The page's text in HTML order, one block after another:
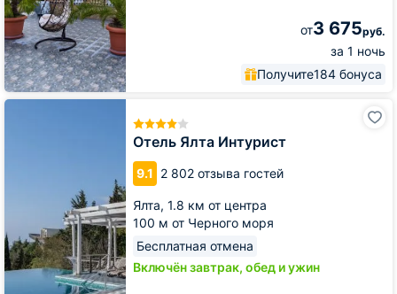
от3 675руб.
за 1 ночь
Получите184 бонуса
Отель Ялта Интурист
9.1 2 802 отзыва гостей
Ялта, 1.8 км от центра
100 м от Черного моря
Бесплатная отмена
Включён завтрак, обед и ужин
Отель